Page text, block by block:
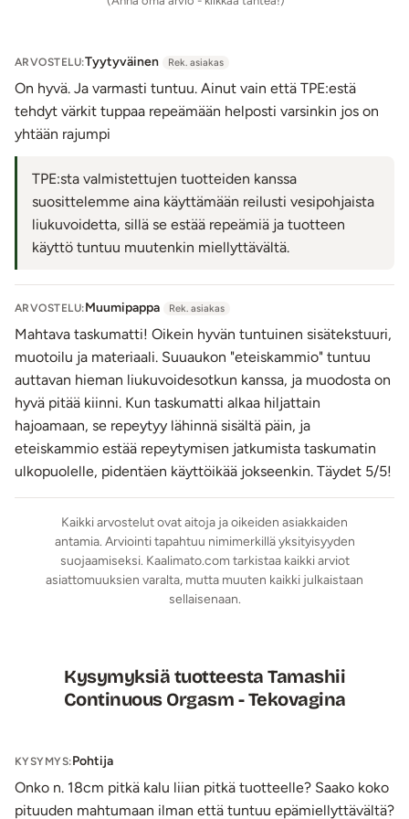
Tunneli on pituudeltaan 12,5 cm, mutta se venyy reilusti
materiaalin ansiosta tunneliin mahtuu noin 5 cm paksu
penis.
Käytä tekovaginan kanssa vesipohjaista liukuvoidetta.
Huuhtele tekovagina vedellä ja miedolla saippuavedellä.
Tuote voidaan desinfioida halutessa seksivälineille
tarkoitetulla puhdistusaineella.
Tuotetiedot:
Materiaali: TPE
Kokopituus: 14 cm
Leveys: max. n. 7,5 cm
Sisätunnelin pituus: n. 12,5 cm (venyy)
Paino: 324 g
Vesitiivis
Väri: Vaalea, vaaleanpunainen
Lähetyspaketin koko: 30 x 21 x 13 cm
Lähetyksen paino: ~ 0.5 kg
ARVOSTELU:Tyytyväinen Rek. asiakas
On hyvä. Ja varmasti tuntuu. Ainut vain että TPE:estä
tehdyt värkit tuppaa repeämään helposti varsinkin jos on
yhtään rajumpi
TPE:sta valmistettujen tuotteiden kanssa
suosittelemme aina käyttämään reilusti vesipohjaista
liukuvoidetta, sillä se estää repeämiä ja tuotteen
käyttö tuntuu muutenkin miellyttävältä.
ARVOSTELU:Muumipappa Rek. asiakas
Mahtava taskumatti! Oikein hyvän tuntuinen sisätekstuuri,
muotoilu ja materiaali. Suuaukon "eteiskammio" tuntuu
auttavan hieman liukuvoidesotkun kanssa, ja muodosta on
hyvä pitää kiinni. Kun taskumatti alkaa hiljattain
hajoamaan, se repeytyy lähinnä sisältä päin, ja
eteiskammio estää repeytymisen jatkumista taskumatin
ulkopuolelle, pidentäen käyttöikää jokseenkin. Täydet 5/5!
Kaikki arvostelut ovat aitoja ja oikeiden asiakkaiden
antamia. Arviointi tapahtuu nimimerkillä yksityisyyden
suojaamiseksi. Kaalimato.com tarkistaa kaikki arviot
asiattomuuksien varalta, mutta muuten kaikki julkaistaan
sellaisenaan.
Kysymyksiä tuotteesta Tamashii
Continuous Orgasm - Tekovagina
KYSYMYS:Pohtija
Onko n. 18cm pitkä kalu liian pitkä tuotteelle? Saako koko
pituuden mahtumaan ilman että tuntuu epämiellyttävältä?